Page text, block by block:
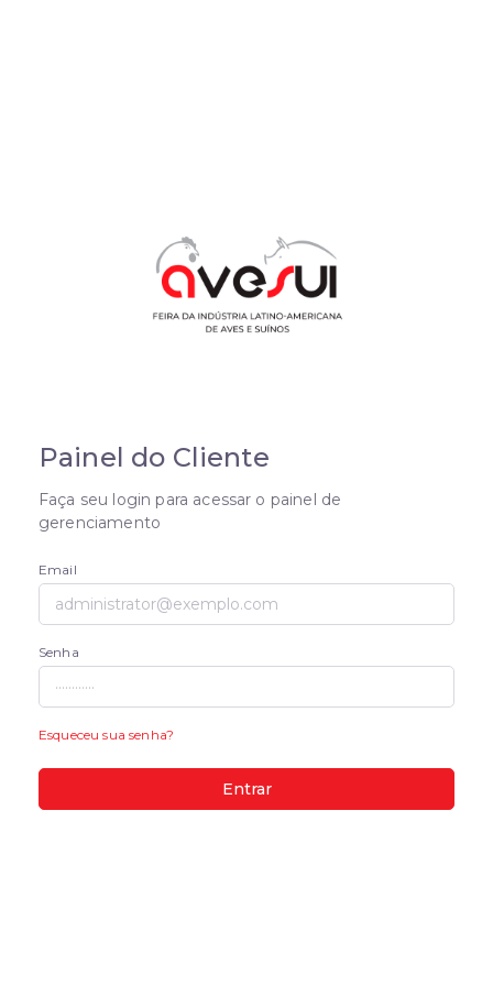
Painel do Cliente
Faça seu login para acessar o painel de
gerenciamento
Email
Senha
Esqueceu sua senha?
Entrar